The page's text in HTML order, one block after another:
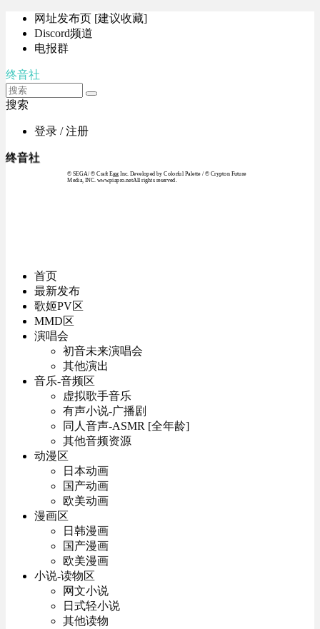
网址发布页 [建议收藏]
Discord频道
电报群
终音社
搜索
登录 / 注册
终音社
© SEGA / © Craft Egg Inc. Developed by Colorful Palette / © Crypton Future
Media, INC. www.piapro.netAll rights reserved.
首页
最新发布
歌姬PV区
MMD区
演唱会
初音未来演唱会
其他演出
音乐-音频区
虚拟歌手音乐
有声小说-广播剧
同人音声-ASMR [全年龄]
其他音频资源
动漫区
日本动画
国产动画
欧美动画
漫画区
日韩漫画
国产漫画
欧美漫画
小说-读物区
网文小说
日式轻小说
其他读物